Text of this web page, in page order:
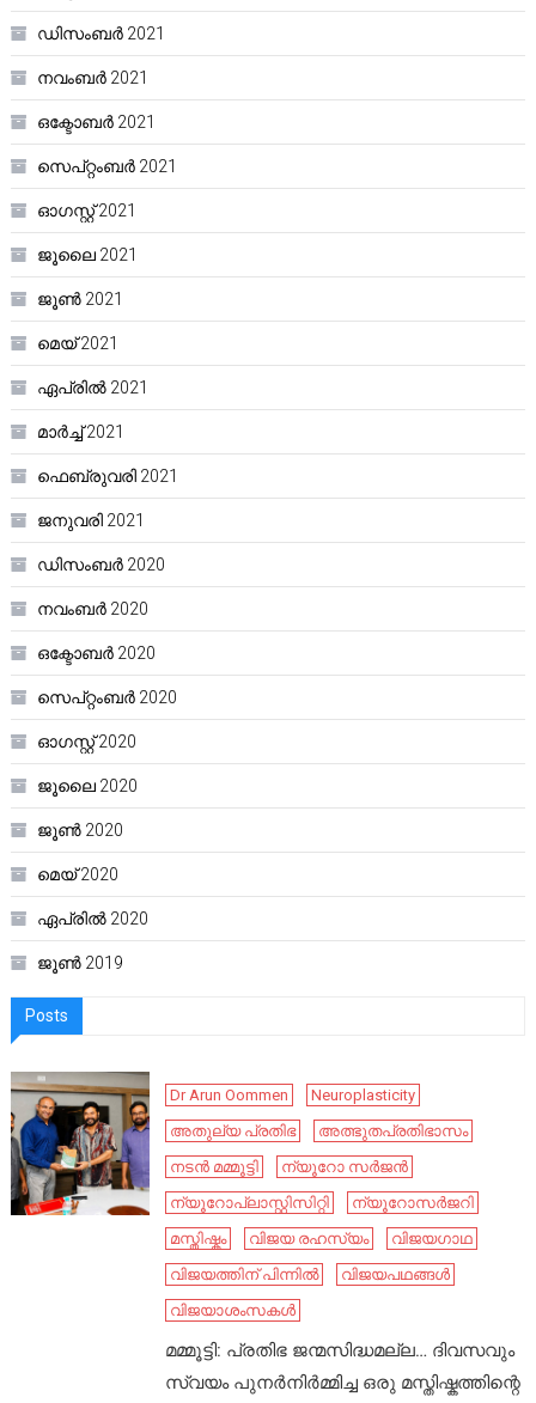
ഡിസംബർ 2021
നവംബർ 2021
ഒക്ടോബർ 2021
സെപ്റ്റംബർ 2021
ഓഗസ്റ്റ്‌ 2021
ജൂലൈ 2021
ജൂൺ 2021
മെയ്‌ 2021
ഏപ്രിൽ 2021
മാർച്ച്‌ 2021
ഫെബ്രുവരി 2021
ജനുവരി 2021
ഡിസംബർ 2020
നവംബർ 2020
ഒക്ടോബർ 2020
സെപ്റ്റംബർ 2020
ഓഗസ്റ്റ്‌ 2020
ജൂലൈ 2020
ജൂൺ 2020
മെയ്‌ 2020
ഏപ്രിൽ 2020
ജൂൺ 2019
Posts
Dr Arun Oommen
Neuroplasticity
അതുല്യ പ്രതിഭ
അത്ഭുതപ്രതിഭാസം
നടൻ മമ്മൂട്ടി
ന്യൂറോ സർജൻ
ന്യൂറോപ്ലാസ്റ്റിസിറ്റി
ന്യൂറോസർജറി
മസ്തിഷ്കം
വിജയ രഹസ്യം
വിജയഗാഥ
വിജയത്തിന് പിന്നിൽ
വിജയപഥങ്ങൾ
വിജയാശംസകൾ
മമ്മൂട്ടി: പ്രതിഭ ജന്മസിദ്ധമല്ല… ദിവസവും
സ്വയം പുനർനിർമ്മിച്ച ഒരു മസ്തിഷ്കത്തിന്റെ